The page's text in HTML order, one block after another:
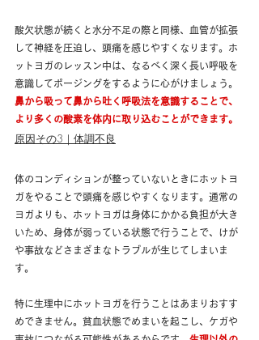
酸欠状態が続くと水分不足の際と同様、血管が拡張
して神経を圧迫し、頭痛を感じやすくなります。ホ
ットヨガのレッスン中は、なるべく深く長い呼吸を
意識してポージングをするように心がけましょう。
鼻から吸って鼻から吐く呼吸法を意識することで、
より多くの酸素を体内に取り込むことができます。
原因その3｜体調不良
体のコンディションが整っていないときにホットヨ
ガをやることで頭痛を感じやすくなります。通常の
ヨガよりも、ホットヨガは身体にかかる負担が大き
いため、身体が弱っている状態で行うことで、けが
や事故などさまざまなトラブルが生じてしまいま
す。
特に生理中にホットヨガを行うことはあまりおすす
めできません。貧血状態でめまいを起こし、ケガや